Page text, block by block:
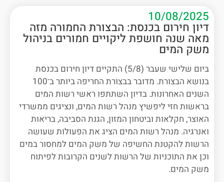
10/08/2025
דיון חירום בכנסת: הבצורת החמורה מזה
מאה שנה חושפת ליקויים חמורים בניהול
משק המים
ביום שלישי שעבר (5/8) התקיים דיון חירום בכנסת
בנושא הבצורת. מדובר בבצורת החריפה ביותר ב־100
השנים האחרונות. בדיון השתתפו ראשי רשות המים
בראשות חזי ליפשיץ מנהל רשות המים, ונציגים ממשרדי
האוצר, חקלאות וביטחון המזון, הגנת הסביבה, בריאות
ואנרגיה. מנהל רשות המים הציג את הפעולות שעושה
הרשות להקטנת החשיפה של משק המים למחסור במים
וכן את התוכניות של הרשות לשנים הקרובות לפיתוח
משק המים.